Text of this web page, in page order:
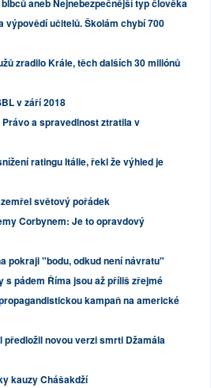
aneb Nejnebezpečnější typ člověka
výpovědí učitelů. Školám chybí 700
zradilo Krále, těch dalších 30 miliónů
v září 2018
a spravedlnost ztratila v
ratingu Itálie, řekl že výhled je
světový pořádek
Corbynem: Je to opravdový
pokraji "bodu, odkud není návratu"
s pádem Říma jsou až příliš zřejmé
kampaň na americké
předložil novou verzi smrti Džamála
kauzy Chášakdží